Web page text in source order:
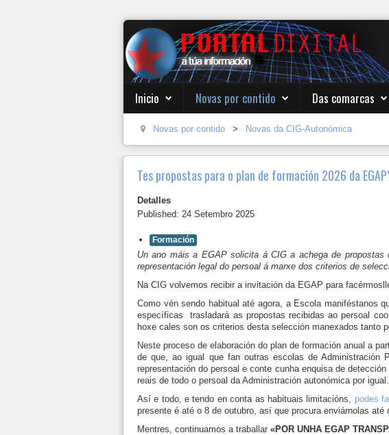
Inicio Novas por contido Das comarcas
Novas por contido > Novas da CIG-Autonómica
Tes propostas para o plan de formación 2026 da
Detalles
Published: 24 Setembro 2025
Formación
Un ano máis a EGAP solicita á CIG a achega de
representación legal do persoal á marxe dos criterios de
Na CIG volvemos recibir a invitación da EGAP para
Como vén sendo habitual até agora, a Escola maniféstanos
específicas trasladará as propostas recibidas ao persoal
hoxe cales son os criterios desta selección manexados tanto
Neste proceso de elaboración do plan de formación anual a
de que, ao igual que fan outras escolas de Administración
representación do persoal e conte cunha enquisa de
reais de todo o persoal da Administración autonómica por igual.
Así e todo, e tendo en conta as habituais limitacións, podes
presente é até o 8 de outubro, así que procura enviárnolas
Mentres, continuamos a traballar «POR UNHA EGAP